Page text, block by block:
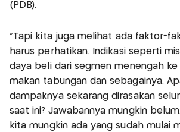
(PDB).
"Tapi kita juga melihat ada faktor-
harus perhatikan. Indikasi seperti
daya beli dari segmen menengah
makan tabungan dan sebagainya.
dampaknya sekarang dirasakan
saat ini? Jawabannya mungkin
kita mungkin ada yang sudah mulai